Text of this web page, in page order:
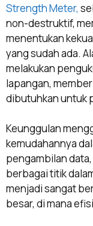
Strength Meter,
non-destruktif,
menentukan
yang sudah ada.
melakukan
lapangan,
dibutuhkan untuk
Keunggulan
kemudahannya
pengambilan
berbagai titik
menjadi sangat
besar, di mana